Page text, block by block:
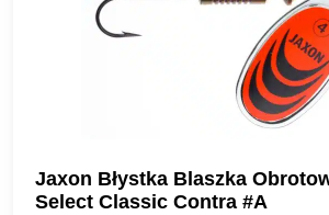
Jaxon Błystka Blaszka
Select Classic Contra #A